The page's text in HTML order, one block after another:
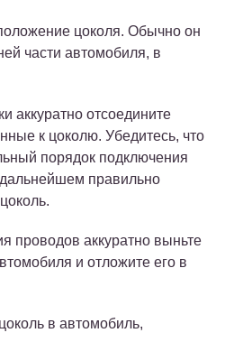
цоколя. Обычно он
части автомобиля, в
аккуратно отсоедините
к цоколю. Убедитесь, что
порядок подключения
правильно
проводов аккуратно выньте
и отложите его в
в автомобиль,